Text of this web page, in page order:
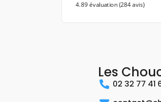
4.89 évaluation(284 avis)
Les
02 32 77 41